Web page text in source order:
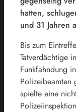
hatten,
und 31 Jahren
Bis zum
Tatverdächtige
Funkfahndung
Polizeibeamten
spielte eine